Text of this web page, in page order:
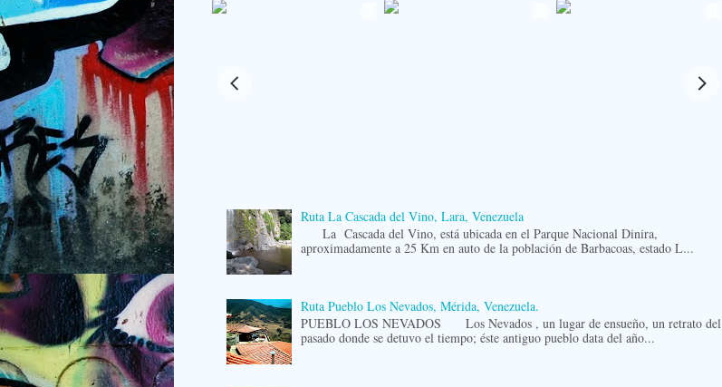
Ruta La Cascada del Vino, Lara, Venezuela
La Cascada del Vino, está ubicada en el Parque Nacional Dinira,
aproximadamente a 25 Km en auto de la población de Barbacoas, estado L...
Ruta Pueblo Los Nevados, Mérida, Venezuela.
PUEBLO LOS NEVADOS Los Nevados , un lugar de ensueño, un retrato del
pasado donde se detuvo el tiempo; éste antiguo pueblo data del año...